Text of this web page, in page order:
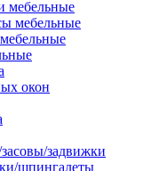
мебельные
мебельные
окон
задвижки
шпингалеты